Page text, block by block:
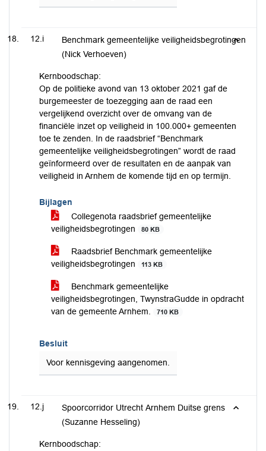
12.i
Benchmark gemeentelijke veiligheidsbegrotingen
(Nick Verhoeven)
Kernboodschap:
Op de politieke avond van 13 oktober 2021 gaf de
burgemeester de toezegging aan de raad een
vergelijkend overzicht over de omvang van de
financiële inzet op veiligheid in 100.000+ gemeenten
toe te zenden. In de raadsbrief “Benchmark
gemeentelijke veiligheidsbegrotingen” wordt de raad
geïnformeerd over de resultaten en de aanpak van
veiligheid in Arnhem de komende tijd en op termijn.
Bijlagen
Collegenota raadsbrief gemeentelijke
veiligheidsbegrotingen
80 KB
Raadsbrief Benchmark gemeentelijke
veiligheidsbegrotingen
113 KB
Benchmark gemeentelijke
veiligheidsbegrotingen, TwynstraGudde in opdracht
van de gemeente Arnhem.
710 KB
Besluit
Voor kennisgeving aangenomen.
12.j
Spoorcorridor Utrecht Arnhem Duitse grens
(Suzanne Hesseling)
Kernboodschap: